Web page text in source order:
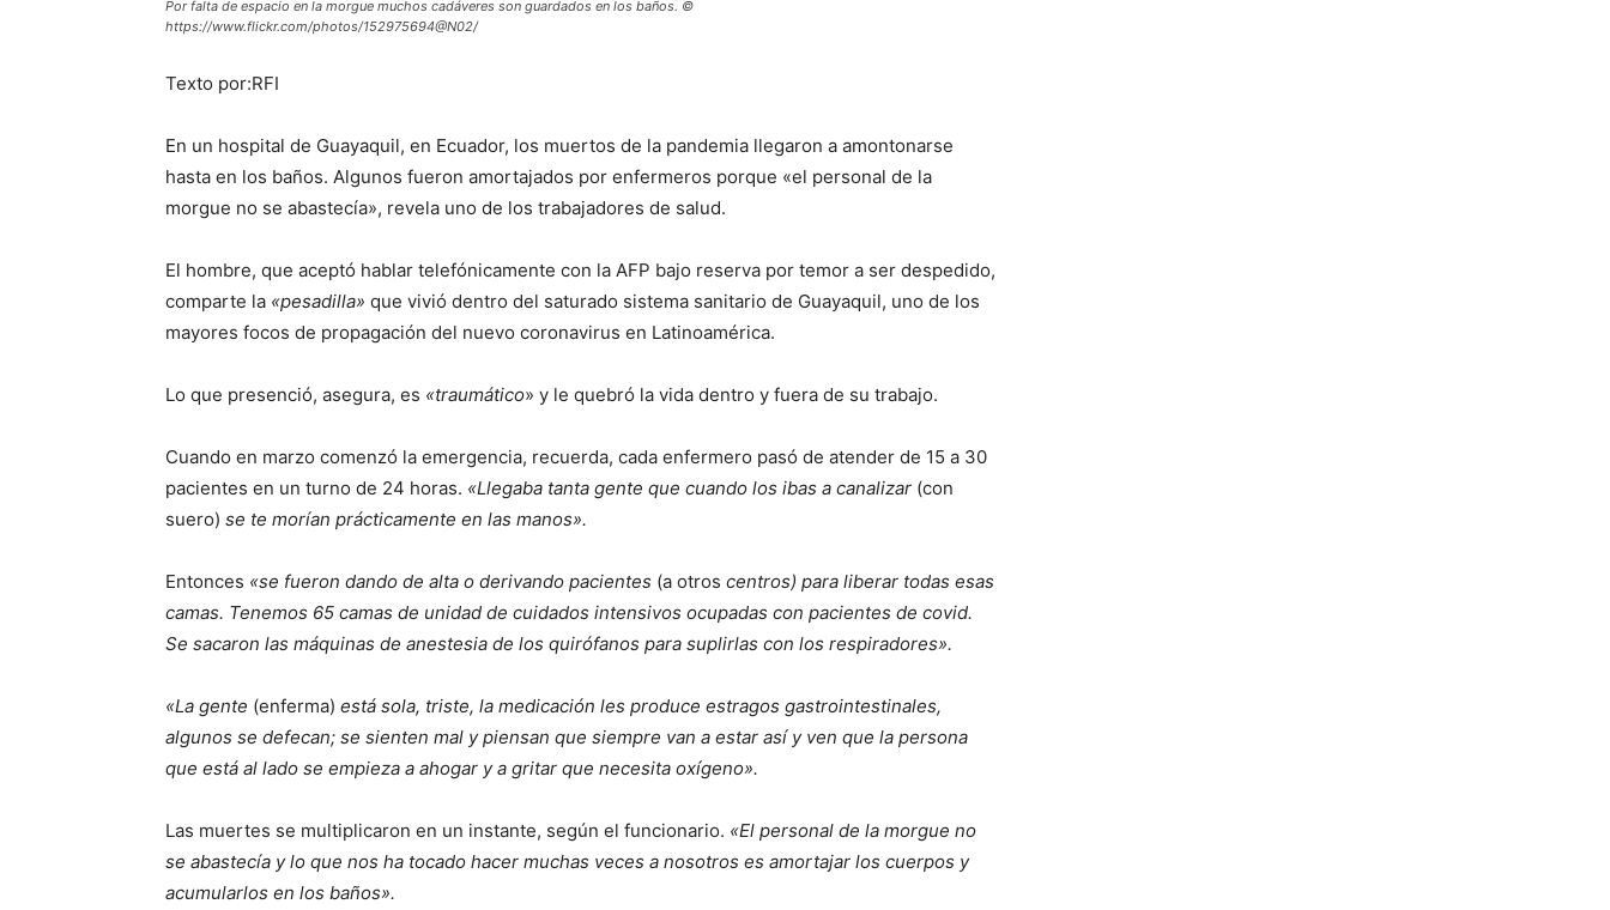
Por falta de espacio en la morgue muchos cadáveres son guardados en los baños. ©
https://www.flickr.com/photos/152975694@N02/
Texto por:RFI
En un hospital de Guayaquil, en Ecuador, los muertos de la pandemia llegaron a amontonarse
hasta en los baños. Algunos fueron amortajados por enfermeros porque «el personal de la
morgue no se abastecía», revela uno de los trabajadores de salud.
El hombre, que aceptó hablar telefónicamente con la AFP bajo reserva por temor a ser despedido,
comparte la «pesadilla» que vivió dentro del saturado sistema sanitario de Guayaquil, uno de los
mayores focos de propagación del nuevo coronavirus en Latinoamérica.
Lo que presenció, asegura, es «traumático» y le quebró la vida dentro y fuera de su trabajo.
Cuando en marzo comenzó la emergencia, recuerda, cada enfermero pasó de atender de 15 a 30
pacientes en un turno de 24 horas. «Llegaba tanta gente que cuando los ibas a canalizar (con
suero) se te morían prácticamente en las manos».
Entonces «se fueron dando de alta o derivando pacientes (a otros centros) para liberar todas esas
camas. Tenemos 65 camas de unidad de cuidados intensivos ocupadas con pacientes de covid.
Se sacaron las máquinas de anestesia de los quirófanos para suplirlas con los respiradores».
«La gente (enferma) está sola, triste, la medicación les produce estragos gastrointestinales,
algunos se defecan; se sienten mal y piensan que siempre van a estar así y ven que la persona
que está al lado se empieza a ahogar y a gritar que necesita oxígeno».
Las muertes se multiplicaron en un instante, según el funcionario. «El personal de la morgue no
se abastecía y lo que nos ha tocado hacer muchas veces a nosotros es amortajar los cuerpos y
acumularlos en los baños».